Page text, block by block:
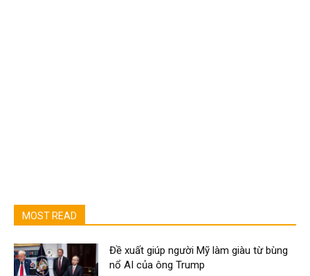
MOST READ
Đề xuất giúp người Mỹ làm giàu từ bùng
nổ AI của ông Trump